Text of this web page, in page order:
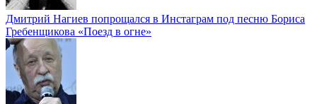
Дмитрий Нагиев попрощался в Инстаграм под песню Бориса
Гребенщикова «Поезд в огне»